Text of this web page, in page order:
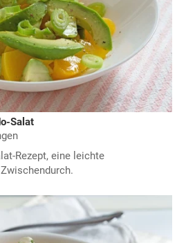
Salat
Rezept, eine leichte